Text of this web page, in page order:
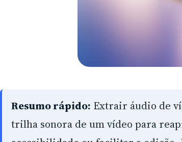
Resumo rápido: Extrair áudio de
trilha sonora de um vídeo para